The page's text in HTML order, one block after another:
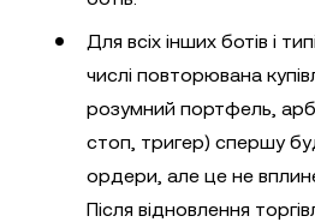
Для всіх інших ботів і
числі повторювана
розумний портфель,
стоп, тригер) спершу
ордери, але це не
Після відновлення